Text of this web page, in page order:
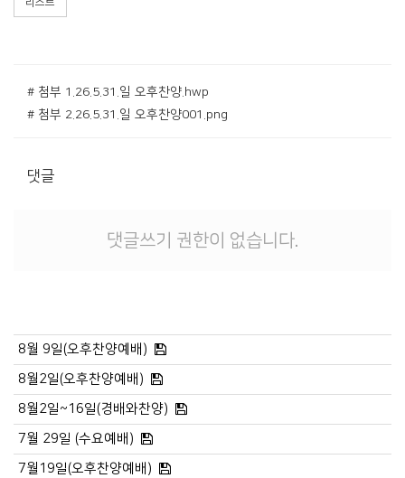
리스트
# 첨부 1.26.5.31.일 오후찬양.hwp
# 첨부 2.26.5.31.일 오후찬양001.png
댓글
댓글쓰기 권한이 없습니다.
8월 9일(오후찬양예배)
8월2일(오후찬양예배)
8월2일~16일(경배와찬양)
7월 29일 (수요예배)
7월19일(오후찬양예배)